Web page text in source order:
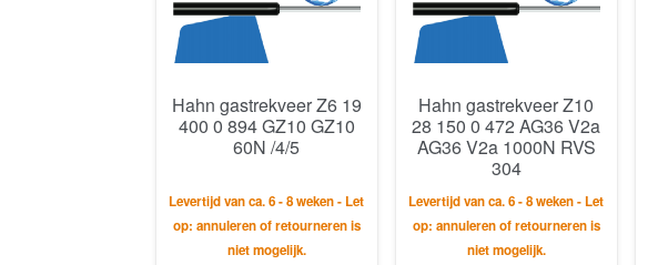
Hahn gastrekveer Z6 19
400 0 894 GZ10 GZ10
60N /4/5
Levertijd van ca. 6 - 8 weken - Let
op: annuleren of retourneren is
niet mogelijk.
Hahn gastrekveer Z10
28 150 0 472 AG36 V2a
AG36 V2a 1000N RVS
304
Levertijd van ca. 6 - 8 weken - Let
op: annuleren of retourneren is
niet mogelijk.